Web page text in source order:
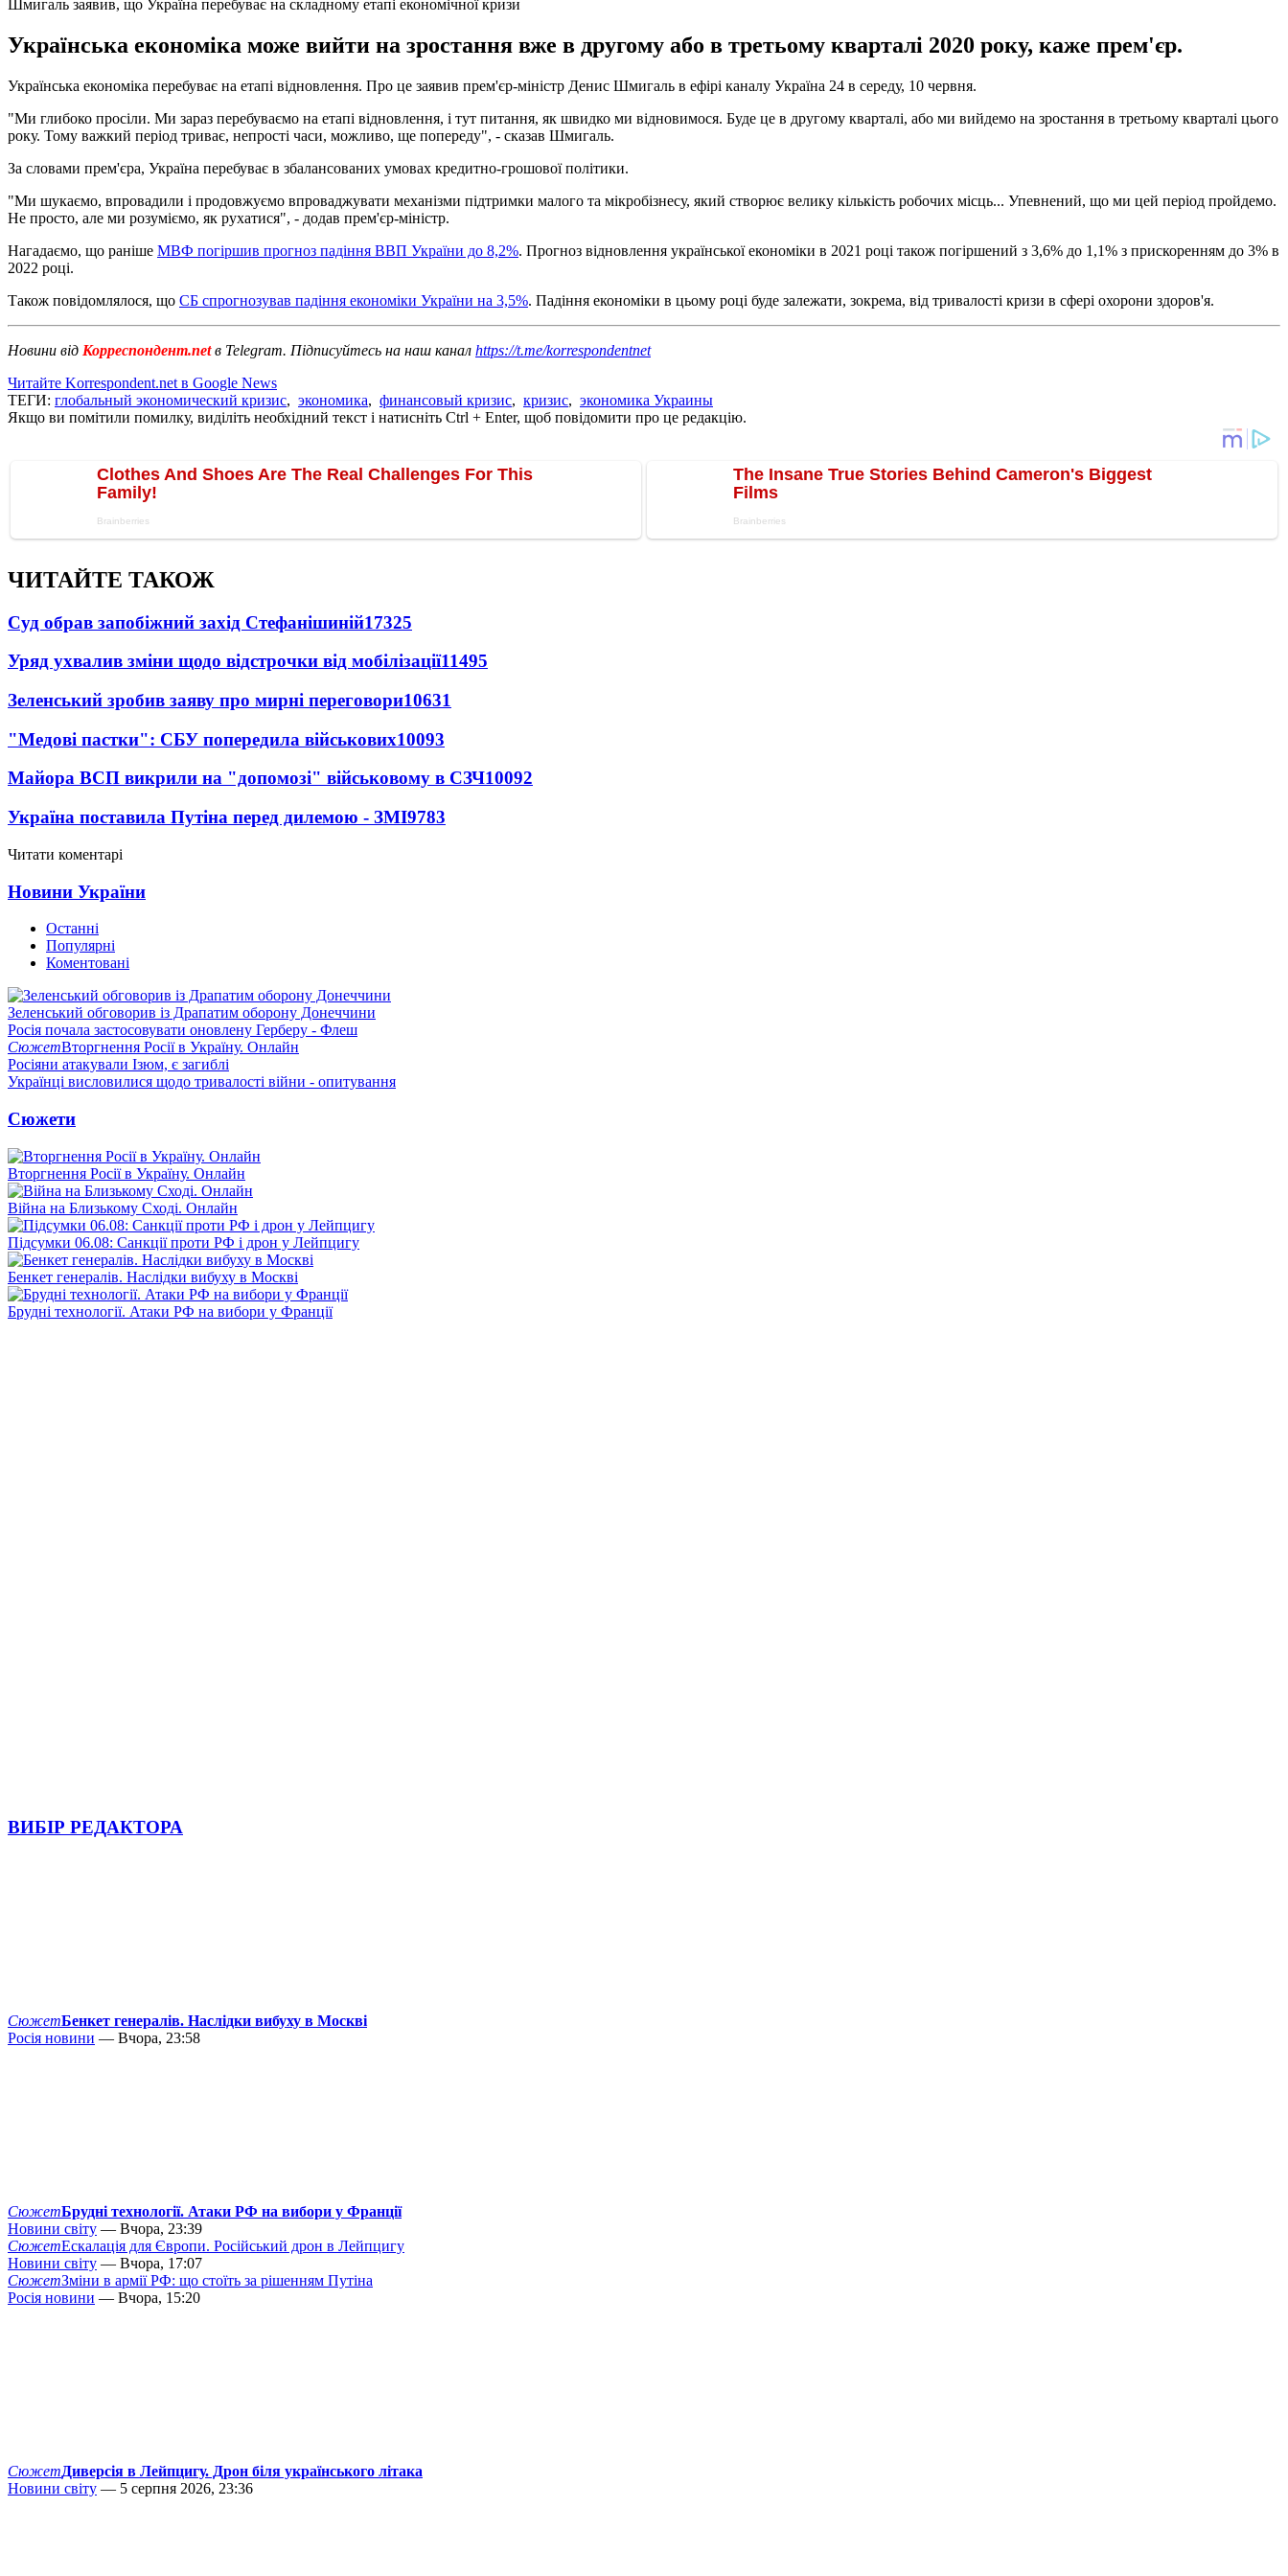
Шмигаль заявив, що Україна перебуває на складному етапі економічної кризи
Українська економіка може вийти на зростання вже в другому або в третьому кварталі 2020 року, каже прем'єр.
Українська економіка перебуває на етапі відновлення. Про це заявив прем'єр-міністр Денис Шмигаль в ефірі каналу Україна 24 в середу, 10 червня.
"Ми глибоко просіли. Ми зараз перебуваємо на етапі відновлення, і тут питання, як швидко ми відновимося. Буде це в другому кварталі, або ми вийдемо на зростання в третьому кварталі цього
року. Тому важкий період триває, непрості часи, можливо, ще попереду", - сказав Шмигаль.
За словами прем'єра, Україна перебуває в збалансованих умовах кредитно-грошової політики.
"Ми шукаємо, впровадили і продовжуємо впроваджувати механізми підтримки малого та мікробізнесу, який створює велику кількість робочих місць... Упевнений, що ми цей період пройдемо.
Не просто, але ми розуміємо, як рухатися", - додав прем'єр-міністр.
Нагадаємо, що раніше МВФ погіршив прогноз падіння ВВП України до 8,2%. Прогноз відновлення української економіки в 2021 році також погіршений з 3,6% до 1,1% з прискоренням до 3% в
2022 році.
Також повідомлялося, що СБ спрогнозував падіння економіки України на 3,5%. Падіння економіки в цьому році буде залежати, зокрема, від тривалості кризи в сфері охорони здоров'я.
Новини від Корреспондент.netв Telegram. Підписуйтесь на наш канал https://t.me/korrespondentnet
Читайте Korrespondent.net в Google News
ТЕГИ: глобальный экономический кризис, экономика, финансовый кризис, кризис, экономика Украины
Якщо ви помітили помилку, виділіть необхідний текст і натисніть Ctrl + Enter, щоб повідомити про це редакцію.
ЧИТАЙТЕ ТАКОЖ
Суд обрав запобіжний захід Стефанішиній17325
Уряд ухвалив зміни щодо відстрочки від мобілізації11495
Зеленський зробив заяву про мирні переговори10631
"Медові пастки": СБУ попередила військових10093
Майора ВСП викрили на "допомозі" військовому в СЗЧ10092
Україна поставила Путіна перед дилемою - ЗМІ9783
Читати коментарі
Новини України
Останні
Популярні
Коментовані
Зеленський обговорив із Драпатим оборону Донеччини
Росія почала застосовувати оновлену Герберу - Флеш
СюжетВторгнення Росії в Україну. Онлайн
Росіяни атакували Ізюм, є загиблі
Українці висловилися щодо тривалості війни - опитування
Сюжети
Вторгнення Росії в Україну. Онлайн
Війна на Близькому Сході. Онлайн
Підсумки 06.08: Санкції проти РФ і дрон у Лейпцигу
Бенкет генералів. Наслідки вибуху в Москві
Брудні технології. Атаки РФ на вибори у Франції
ВИБІР РЕДАКТОРА
СюжетБенкет генералів. Наслідки вибуху в Москві
Росія новини — Вчора, 23:58
СюжетБрудні технології. Атаки РФ на вибори у Франції
Новини світу — Вчора, 23:39
СюжетЕскалація для Європи. Російський дрон в Лейпцигу
Новини світу — Вчора, 17:07
СюжетЗміни в армії РФ: що стоїть за рішенням Путіна
Росія новини — Вчора, 15:20
СюжетДиверсія в Лейпцигу. Дрон біля українського літака
Новини світу — 5 серпня 2026, 23:36